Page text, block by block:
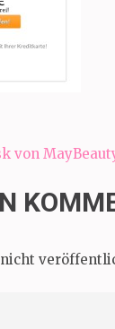
von